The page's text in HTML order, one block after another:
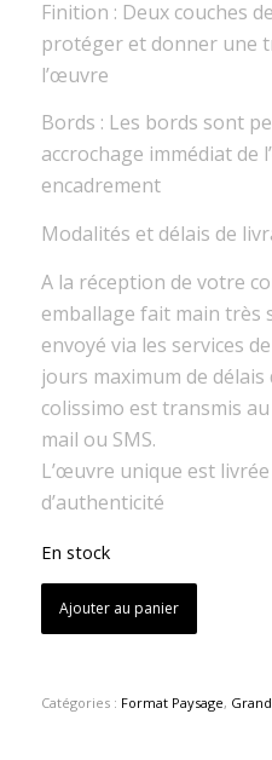
Finition : Deux couches
protéger et donner une
l’œuvre
Bords : Les bords sont
accrochage immédiat de
encadrement
Modalités et délais de
A la réception de votre
emballage fait main très
envoyé via les services
jours maximum de
colissimo est transmis
mail ou SMS.
L’œuvre unique est
d’authenticité
En stock
Ajouter au panier
Catégories : Format Paysage,